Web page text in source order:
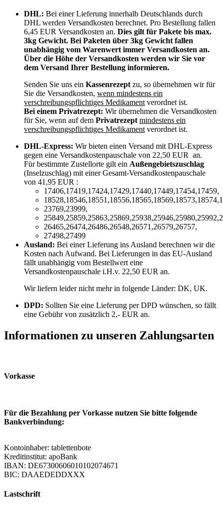
DHL: Bei einer Lieferung innerhalb Deutschlands durch
DHL werden Versandkosten berechnet. Pro Bestellung fallen
6,45 EUR Versandkosten an. Dies gilt für Pakete bis max.
3kg Gewicht. Bei Paketen über 3kg Gewicht fallen
unabhängig vom Warenwert immer Versandkosten an.
Über die Höhe der Versandkosten werden wir Sie vor
dem Versand Ihrer Bestellung informieren.
Senden Sie uns ein Kassenrezept zu, so übernehmen wir für
Sie die Versandkosten, wenn mindestens ein
verschreibungspflichtiges Medikament verordnet ist.
Bei einem Privatrezept: Wir übernehmen die Versandkosten
für Sie, wenn auf dem Privatrezept mindestens ein
verschreibungspflichtiges Medikament verordnet ist.
DHL-Express: Wir bieten einen Versand mit DHL-Express
gegen eine Versandkostenpauschale von 22,50 EUR an.
Für bestimmte Zustellorte gilt ein Außengebietszuschlag
(Inselzuschlag) mit einer Gesamt-Versandkostenpauschale
von 41,95 EUR :
17406,17419,17424,17429,17440,17449,17454,17459,
23769,23999,
26465,26474,26486,26548,26571,26579,26757,
27498,27499
Ausland: Bei einer Lieferung ins Ausland berechnen wir die
Kosten nach Aufwand. Bei Lieferungen in das EU-Ausland
fällt unabhängig vom Bestellwert eine
Versandkostenpauschale i.H.v. 22,50 EUR an.
Wir liefern leider nicht mehr in folgende Länder: DK, UK.
DPD: Sollten Sie eine Lieferung per DPD wünschen, so fällt
eine Gebühr von zusätzlich 2,- EUR an.
Informationen zu unseren Zahlungsarten
Vorkasse
Für die Bezahlung per Vorkasse nutzen Sie bitte folgende
Bankverbindung:
Kontoinhaber: tablettenbote
Kreditinstitut: apoBank
IBAN: DE67300606010102074671
BIC: DAAEDEDDXXX
Lastschrift